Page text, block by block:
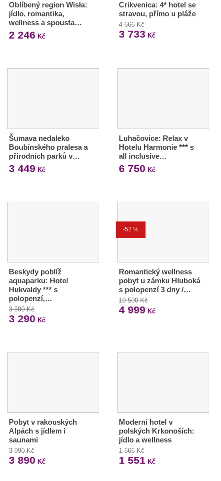
Oblíbený region Wisła:
jídlo, romantika,
wellness a spousta…
2 246 Kč
Crikvenica: 4* hotel se
stravou, přímo u pláže
4 666 Kč
3 733 Kč
Šumava nedaleko
Boubínského pralesa a
přírodních parků v…
3 449 Kč
Luhačovice: Relax v
Hotelu Harmonie *** s
all inclusive…
6 750 Kč
Beskydy poblíž
aquaparku: Hotel
Hukvaldy *** s
polopenzí,…
3 590 Kč
3 290 Kč
-52 %
Romantický wellness
pobyt u zámku Hluboká
s polopenzí 3 dny /…
10 500 Kč
4 999 Kč
Pobyt v rakouských
Alpách s jídlem i
saunami
3 990 Kč
3 890 Kč
Moderní hotel v
polských Krkonoších:
jídlo a wellness
1 666 Kč
1 551 Kč